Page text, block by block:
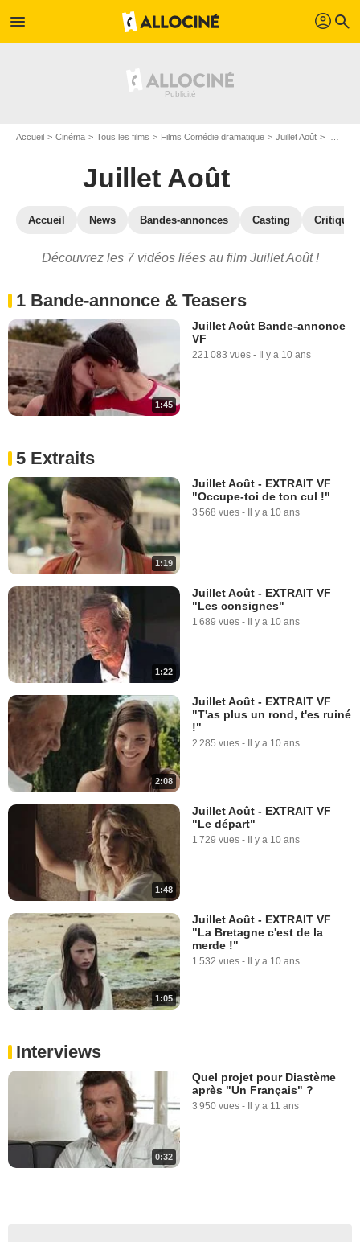
menu profil search
Accueil Cinéma Tous les films Films Comédie dramatique Juillet Août
Juillet Août
Accueil News Bandes-annonces Casting
Découvrez les 7 vidéos liées au film Juillet Août !
1 Bande-annonce & Teasers
1:45
Juillet Août Bande-annonce
VF
221 083 vues - Il y a 10 ans
5 Extraits
1:19
Juillet Août - EXTRAIT VF
"Occupe-toi de ton cul !"
3 568 vues - Il y a 10 ans
1:22
Juillet Août - EXTRAIT VF
"Les consignes"
1 689 vues - Il y a 10 ans
2:08
Juillet Août - EXTRAIT VF
"T'as plus un rond, t'es ruiné
!"
2 285 vues - Il y a 10 ans
1:48
Juillet Août - EXTRAIT VF
"Le départ"
1 729 vues - Il y a 10 ans
1:05
Juillet Août - EXTRAIT VF
"La Bretagne c'est de la
merde !"
1 532 vues - Il y a 10 ans
Interviews
0:32
Quel projet pour Diastème
après "Un Français" ?
3 950 vues - Il y a 11 ans